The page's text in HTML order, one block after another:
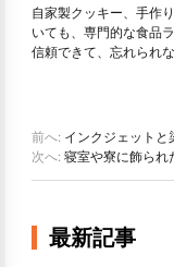
自家製クッキー、手作
いても、専門的な食品
信頼できて、忘れられ
前へ: インクジェットと
次へ: 寝室や寮に飾られ
最新記事